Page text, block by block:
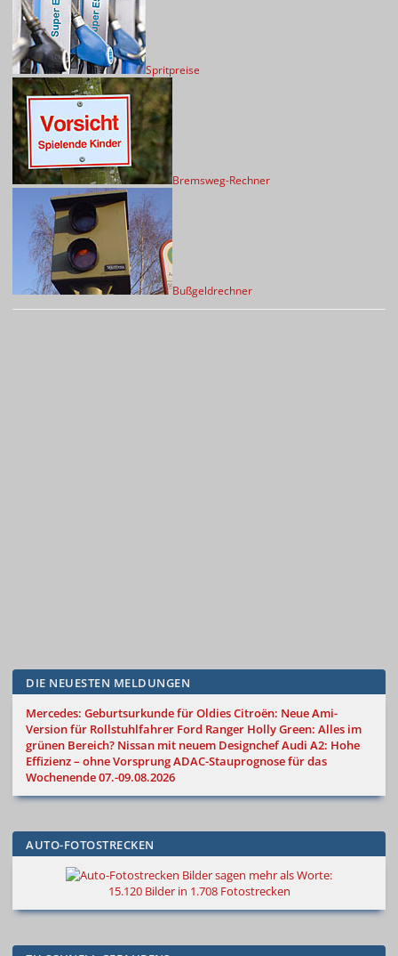
Spritpreise
Bremsweg-Rechner
Bußgeldrechner
DIE NEUESTEN MELDUNGEN
Mercedes: Geburtsurkunde für OldiesCitroën: Neue Ami-
Version für Rollstuhlfahrer Ford Ranger Holly Green: Alles im
grünen Bereich? Nissan mit neuem DesignchefAudi A2: Hohe
Effizienz – ohne VorsprungADAC-Stauprognose für das
Wochenende 07.-09.08.2026
AUTO-FOTOSTRECKEN
Bilder sagen mehr als Worte:
15.120 Bilder in 1.708 Fotostrecken